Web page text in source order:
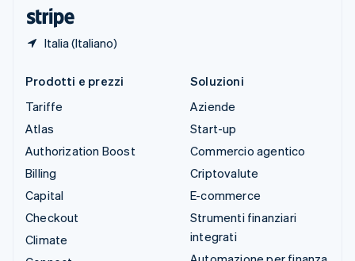
Italia (Italiano)
Prodotti e prezzi
Tariffe
Atlas
Authorization Boost
Billing
Capital
Checkout
Climate
Soluzioni
Aziende
Start-up
Commercio agentico
Criptovalute
E-commerce
Strumenti finanziari
integrati